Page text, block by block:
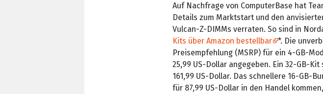
Auf Nachfrage von ComputerBase hat
Details zum Marktstart und den
Vulcan-Z-DIMMs verraten. So sind in
Kits über Amazon bestellbar
*. Die
Preisempfehlung (MSRP) für ein 4-GB-
25,99 US-Dollar angegeben. Ein 32-GB-
161,99 US-Dollar. Das schnellere 16-GB-
für 87,99 US-Dollar in den Handel